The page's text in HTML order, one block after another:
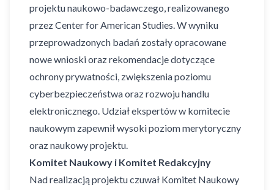
projektu naukowo-badawczego, realizowanego
przez Center for American Studies. W wyniku
przeprowadzonych badań zostały opracowane
nowe wnioski oraz rekomendacje dotyczące
ochrony prywatności, zwiększenia poziomu
cyberbezpieczeństwa oraz rozwoju handlu
elektronicznego. Udział ekspertów w komitecie
naukowym zapewnił wysoki poziom merytoryczny
oraz naukowy projektu.
Komitet Naukowy i Komitet Redakcyjny
Nad realizacją projektu czuwał Komitet Naukowy